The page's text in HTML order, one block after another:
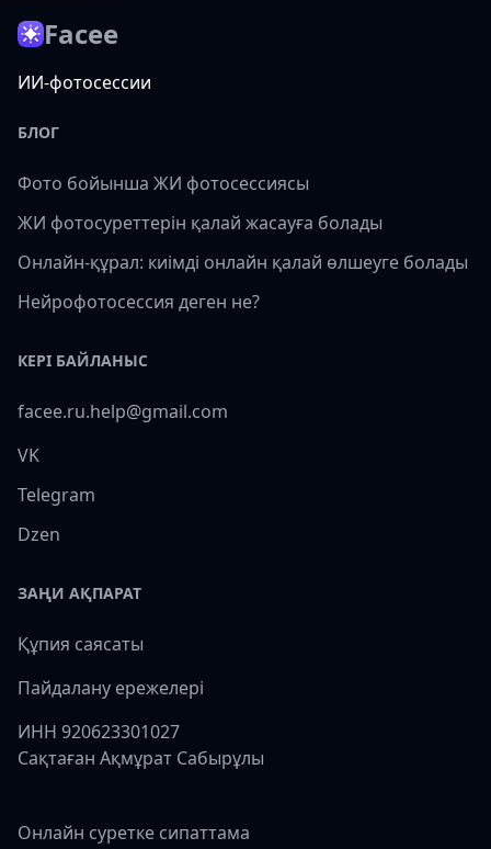
Facee
ИИ-фотосессии
БЛОГ
Фото бойынша ЖИ фотосессиясы
ЖИ фотосуреттерін қалай жасауға болады
Онлайн-құрал: киімді онлайн қалай өлшеуге болады
Нейрофотосессия деген не?
КЕРІ БАЙЛАНЫС
facee.ru.help@gmail.com
VK
Telegram
Dzen
ЗАҢИ АҚПАРАТ
Құпия саясаты
Пайдалану ережелері
ИНН 920623301027
Сақтаған Ақмұрат Сабырұлы
Онлайн суретке сипаттама